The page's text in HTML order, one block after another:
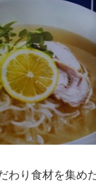
わり食材を集